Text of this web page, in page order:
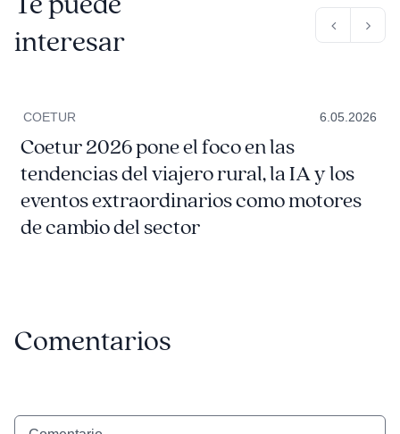
interesar
COETUR 6.05.2026
Coetur 2026 pone el foco en las
tendencias del viajero rural, la IA y los
eventos extraordinarios como motores
de cambio del sector
Comentarios
Comentario